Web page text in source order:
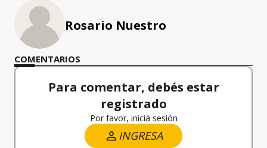
Rosario Nuestro
COMENTARIOS
Para comentar, debés estar
registrado
Por favor, iniciá sesión
INGRESA